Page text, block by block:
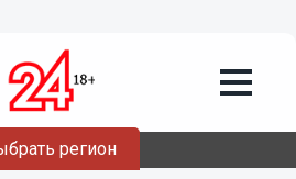
регион
рыбы без
документов
районе
специалистами регионального
во время плановой